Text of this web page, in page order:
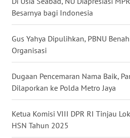
Besarnya bagi Indonesia
Gus Yahya Dipulihkan, PBNU
Organisasi
Dugaan Pencemaran Nama Baik,
Dilaporkan ke Polda Metro Jaya
Ketua Komisi VIII DPR RI Tinjau
HSN Tahun 2025
WN
BABEL
WN
SUMBAR
WN
WN